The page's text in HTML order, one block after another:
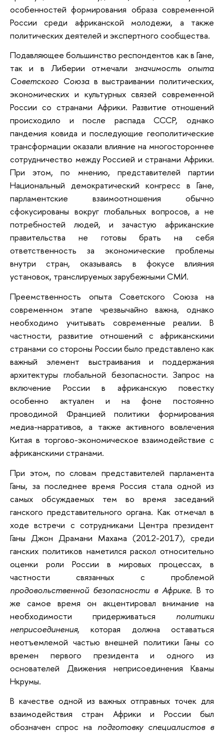
особенностей формирования образа современной
России среди африканской молодежи, а также
политических деятелей и экспертного сообщества.
Подавляющее большинство респондентов как в Гане,
так и в Либерии отмечали значимость опыта
Советского Союзав выстраивании политических,
экономических и культурных связей современной
России со странами Африки. Развитие отношений
происходило и после распада СССР, однако
пандемия ковида и последующие геополитические
трансформации оказали влияние на многостороннее
сотрудничество между Россией и странами Африки.
При этом, по мнению, представителей партии
Национальный демократический конгресс в Гане,
парламентские взаимоотношения обычно
сфокусированы вокруг глобальных вопросов, а не
потребностей людей, и зачастую африканские
правительства не готовы брать на себя
ответственность за экономические проблемы
внутри стран, оказываясь в фокусе влияния
установок, транслируемых зарубежными СМИ.
Преемственность опыта Советского Союза на
современном этапе чрезвычайно важна, однако
необходимо учитывать современные реалии. В
частности, развитие отношений с африканскими
странами со стороны России было представлено как
важный элемент выстраивания и поддержания
архитектуры глобальной безопасности. Запрос на
включение России в африканскую повестку
особенно актуален и на фоне постоянно
проводимой Францией политики формирования
медиа-нарративов, а также активного вовлечения
Китая в торгово-экономическое взаимодействие с
африканскими странами.
При этом, по словам представителей парламента
Ганы, за последнее время Россия стала одной из
самых обсуждаемых тем во время заседаний
ганского представительного органа. Как отмечал в
ходе встречи с сотрудниками Центра президент
Ганы Джон Драмани Махама (2012-2017), среди
ганских политиков наметился раскол относительно
оценки роли России в мировых процессах, в
частности связанных с проблемой
продовольственной безопасности в Африке. В то
же самое время он акцентировал внимание на
необходимости придерживаться политики
неприсоединения, которая должна оставаться
неотъемлемой частью внешней политики Ганы со
времен первого президента и одного из
основателей Движения неприсоединения Квамы
Нкрумы.
В качестве одной из важных отправных точек для
взаимодействия стран Африки и России был
обозначен спрос на подготовку специалистов в